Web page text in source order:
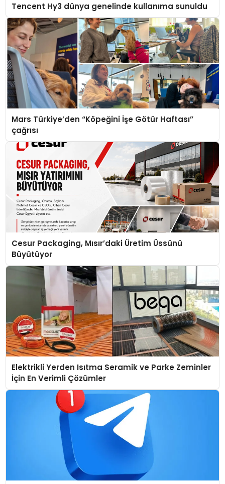
Tencent Hy3 dünya genelinde kullanıma sunuldu
Mars Türkiye’den “Köpeğini İşe Götür Haftası”
çağrısı
Cesur Packaging, Mısır’daki Üretim Üssünü
Büyütüyor
Elektrikli Yerden Isıtma Seramik ve Parke Zeminler
İçin En Verimli Çözümler